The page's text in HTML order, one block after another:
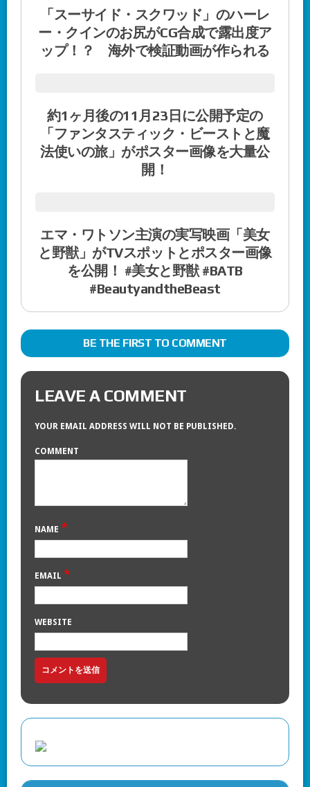
「スーサイド・スクワッド」のハーレ
ー・クインのお尻がCG合成で露出度ア
ップ！？ 海外で検証動画が作られる
約1ヶ月後の11月23日に公開予定の
「ファンタスティック・ビーストと魔
法使いの旅」がポスター画像を大量公
開！
エマ・ワトソン主演の実写映画「美女
と野獣」がTVスポットとポスター画像
を公開！ #美女と野獣 #BATB
#BeautyandtheBeast
BE THE FIRST TO COMMENT
LEAVE A COMMENT
YOUR EMAIL ADDRESS WILL NOT BE PUBLISHED.
COMMENT
NAME *
EMAIL *
WEBSITE